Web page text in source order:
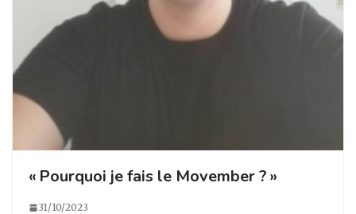
« Pourquoi je fais le Movember ? »
31/10/2023